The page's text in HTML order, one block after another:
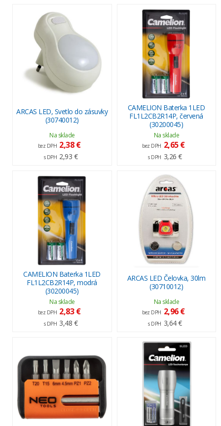
ARCAS LED, Svetlo do zásuvky
(30740012)
Na sklade
bez DPH 2,38 €
s DPH 2,93 €
CAMELION Baterka 1LED
FL1L2CB2R14P, červená
(30200045)
Na sklade
bez DPH 2,65 €
s DPH 3,26 €
CAMELION Baterka 1LED
FL1L2CB2R14P, modrá
(30200045)
Na sklade
bez DPH 2,83 €
s DPH 3,48 €
ARCAS LED Čelovka, 30lm
(30710012)
Na sklade
bez DPH 2,96 €
s DPH 3,64 €